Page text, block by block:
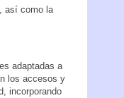
así como la
adaptadas a
los accesos y
incorporando